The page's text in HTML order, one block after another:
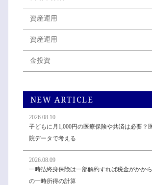
資産運用
資産運用
金投資
NEW ARTICLE
2026.08.10
子どもに月1,000円の医療保険や共済は必要？
院データで考える
2026.08.09
一時払終身保険は一部解約すれば税金がかか
の一時所得の計算